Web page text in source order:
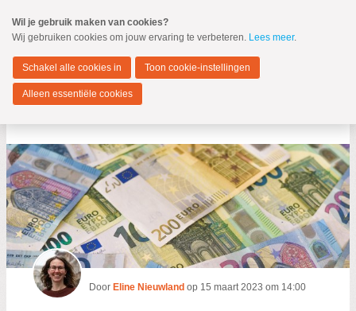
naar
Spring
de
inhoud
Spring
naar
Dordrecht
MENU
Zoeken:
Zoeken
Door Eline Nieuwland op 15 maart 2023 om 14:00
Wil je gebruik maken van cookies?
Wij gebruiken cookies om jouw ervaring te verbeteren. Lees meer.
Schakel alle cookies in Toon cookie-instellingen
Alleen essentiële cookies